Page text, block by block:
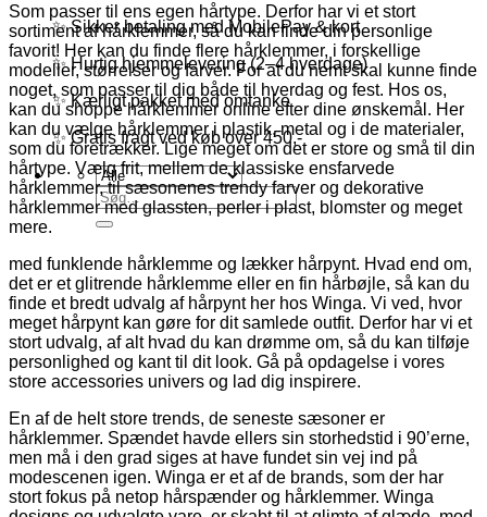
✨ Sikker betaling med MobilePay & kort
✨ Hurtig hjemmelevering (2–4 hverdage)
✨ Kærligt pakket med omtanke
✨ Gratis fragt ved køb over 450,-
Søg
efter:
Som passer til ens egen hårtype. Derfor har vi et stort
sortiment af hårklemmer, så du kan finde din personlige
favorit! Her kan du finde flere hårklemmer, i forskellige
modeller, størrelser og farver. For at du nemt skal kunne finde
noget, som passer til dig både til hverdag og fest. Hos os,
kan du shoppe hårklemmer online efter dine ønskemål. Her
kan du vælge hårklemmer i plastik, metal og i de materialer,
som du foretrækker. Lige meget om det er store og små til din
hårtype. Vælg frit, mellem de klassiske ensfarvede
hårklemmer, til sæsonenes trendy farver og dekorative
hårklemmer med glassten, perler i plast, blomster og meget
mere.
med funklende hårklemme og lækker hårpynt. Hvad end om,
det er et glitrende hårklemme eller en fin hårbøjle, så kan du
finde et bredt udvalg af hårpynt her hos Winga. Vi ved, hvor
meget hårpynt kan gøre for dit samlede outfit. Derfor har vi et
stort udvalg, af alt hvad du kan drømme om, så du kan tilføje
personlighed og kant til dit look. Gå på opdagelse i vores
store accessories univers og lad dig inspirere.
En af de helt store trends, de seneste sæsoner er
hårklemmer. Spændet havde ellers sin storhedstid i 90’erne,
men må i den grad siges at have fundet sin vej ind på
modescenen igen. Winga er et af de brands, som der har
stort fokus på netop hårspænder og hårklemmer. Winga